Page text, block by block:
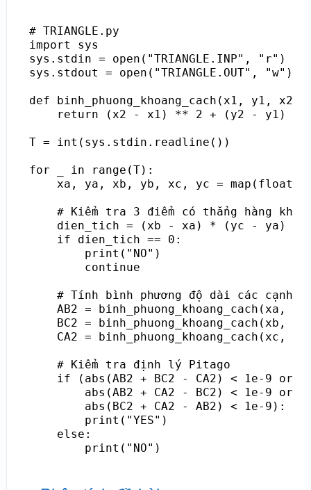
# TRIANGLE.py
import sys
sys.stdin = open("TRIANGLE.INP", "r")
sys.stdout = open("TRIANGLE.OUT", "w")
def binh_phuong_khoang_cach(x1, y1, x2,
return (x2 - x1) ** 2 + (y2 - y1) **
T = int(sys.stdin.readline())
for _ in range(T):
xa, ya, xb, yb, xc, yc = map(float,
# Kiểm tra 3 điểm có thẳng hàng
dien_tich = (xb - xa) * (yc - ya) -
    if dien_tich == 0:
        print("NO")
        continue
    # Tính bình phương độ dài các cạnh
AB2 = binh_phuong_khoang_cach(xa,
BC2 = binh_phuong_khoang_cach(xb,
CA2 = binh_phuong_khoang_cach(xc,
    # Kiểm tra định lý Pitago
    if (abs(AB2 + BC2 - CA2) < 1e-9 or
        abs(AB2 + CA2 - BC2) < 1e-9 or
        abs(BC2 + CA2 - AB2) < 1e-9):
        print("YES")
    else: